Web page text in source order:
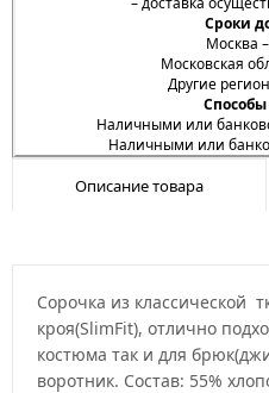
Сроки
Москва
Московская
Другие
Наличными или
Наличными или
Описание товара
Сорочка из классической
кроя(SlimFit), отлично
костюма так и для
воротник. Состав: 55%